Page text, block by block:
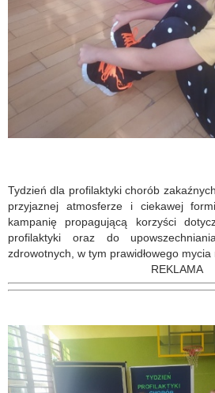
Tydzień dla profilaktyki chorób
przyjaznej atmosferze i ciekawej
kampanię propagującą korzyści
profilaktyki oraz do
zdrowotnych, w tym prawidłowego mycia
REKLAMA